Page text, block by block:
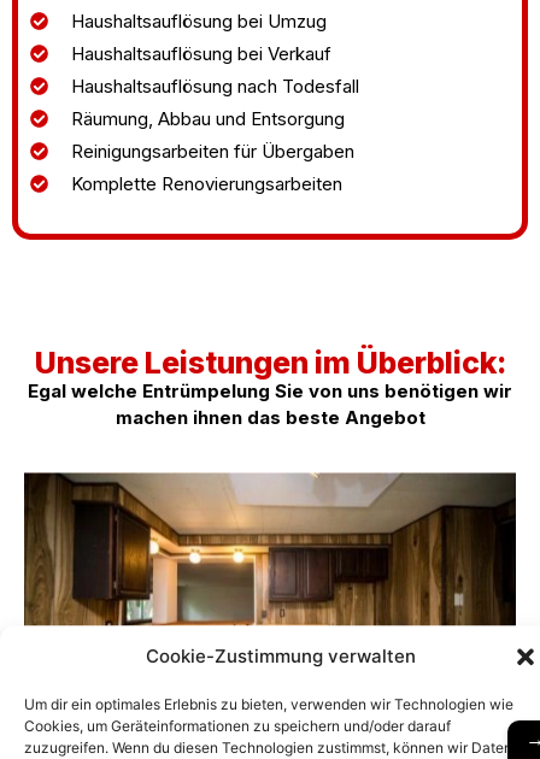
Cookie-Zustimmung verwalten
Um dir ein optimales Erlebnis zu bieten, verwenden wir Technologien wie
Cookies, um Geräteinformationen zu speichern und/oder darauf
zuzugreifen. Wenn du diesen Technologien zustimmst, können wir Daten
Haushaltsauflösung bei Umzug
Haushaltsauflösung bei Verkauf
Haushaltsauflösung nach Todesfall
Räumung, Abbau und Entsorgung
Reinigungsarbeiten für Übergaben
Komplette Renovierungsarbeiten
Unsere Leistungen im Überblick:
Egal welche Entrümpelung Sie von uns benötigen wir
machen ihnen das beste Angebot